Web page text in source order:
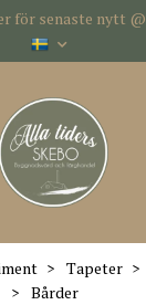
för senaste nytt
Tapeter
Bårder